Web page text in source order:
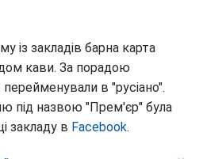
із закладів барна карта
кави. За порадою
в "русіано".
під назвою "Прем'єр" була
закладу в Facebook.